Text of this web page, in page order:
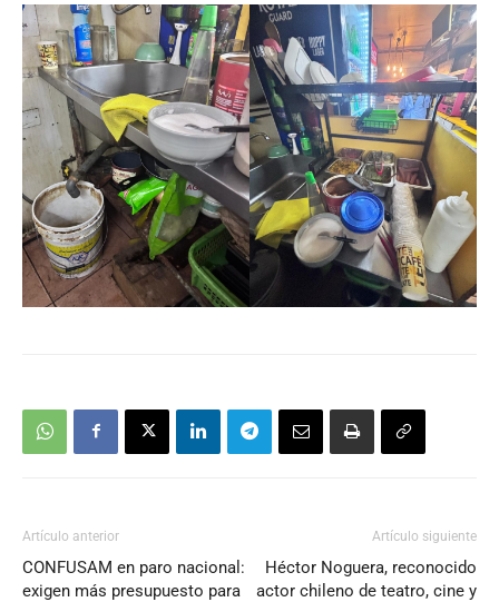
Artículo anterior
CONFUSAM en paro nacional:
exigen más presupuesto para
Artículo siguiente
Héctor Noguera, reconocido
actor chileno de teatro, cine y